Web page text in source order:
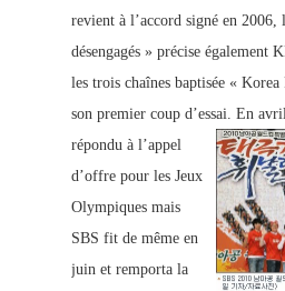
revient à l’accord signé en 2006,
désengagés » précise également
les trois chaînes baptisée « Korea
son premier coup d’essai. En
répondu à l’appel
d’offre pour les Jeux
Olympiques mais
SBS fit de même en
juin et remporta la